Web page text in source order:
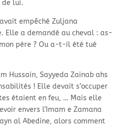
de lui.
empêché Zuljana
Elle a demandé au cheval : as-
père ? Ou a-t-il été tué
Hussain, Sayyeda Zainab ahs
! Elle devait s’occuper
étaient en feu, … Mais elle
envers l’Imam e Zamana
al Abedine, alors comment